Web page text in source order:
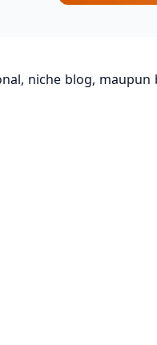
niche blog,